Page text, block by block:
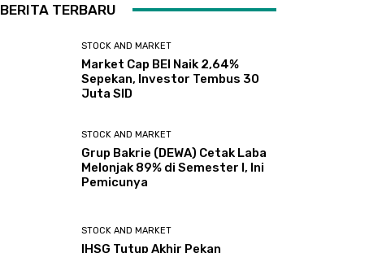
BERITA TERBARU
STOCK AND MARKET
Market Cap BEI Naik 2,64%
Sepekan, Investor Tembus 30
Juta SID
STOCK AND MARKET
Grup Bakrie (DEWA) Cetak Laba
Melonjak 89% di Semester I, Ini
Pemicunya
STOCK AND MARKET
IHSG Tutup Akhir Pekan